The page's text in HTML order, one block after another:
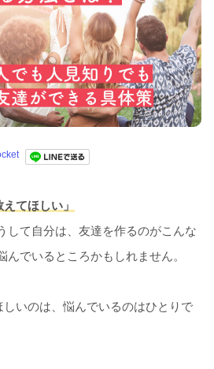
てほしい」
して自分は、友達を作るのがこんな
んでいるところかもしれません。
いのは、悩んでいるのはひとりで